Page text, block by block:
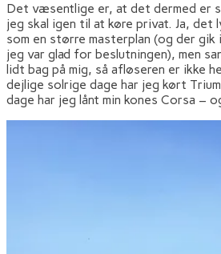
Det væsentlige er, at det dermed er
jeg skal igen til at køre privat. Ja, det
som en større masterplan (og der gik
jeg var glad for beslutningen), men
lidt bag på mig, så afløseren er ikke
dejlige solrige dage har jeg kørt
dage har jeg lånt min kones Corsa –